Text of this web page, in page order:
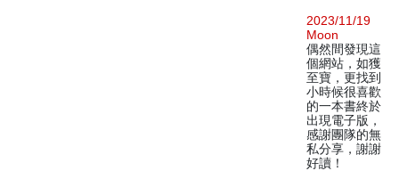
2023/11/19
Moon
偶然間發現這
個網站，如獲
至寶，更找到
小時候很喜歡
的一本書終於
出現電子版，
感謝團隊的無
私分享，謝謝
好讀！